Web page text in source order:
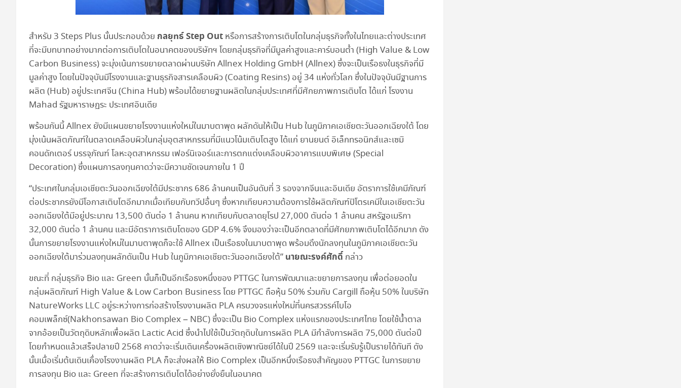
สำหรับ 3 Steps Plus นั้นประกอบด้วย กลยุทธ์ Step Out หรือการสร้างการเติบโตในกลุ่มธุรกิจทั้งในไทยและต่างประเทศ
ที่จะมีบทบาทอย่างมากต่อการเติบโตในอนาคตของบริษัทฯ โดยกลุ่มธุรกิจที่มีมูลค่าสูงและคาร์บอนต่ำ (High Value & Low
Carbon Business) จะมุ่งเน้นการขยายตลาดผ่านบริษัท Allnex Holding GmbH (Allnex) ซึ่งจะเป็นเรือธงในธุรกิจที่มี
มูลค่าสูง โดยในปัจจุบันมีโรงงานและฐานธุรกิจสารเคลือบผิว (Coating Resins) อยู่ 34 แห่งทั่วโลก ซึ่งในปัจจุบันมีฐานการ
ผลิต (Hub) อยู่ประเทศจีน (China Hub) พร้อมได้ขยายฐานผลิตในกลุ่มประเทศที่มีศักยภาพการเติบโต ได้แก่ โรงงาน
Mahad รัฐมหาราษฏระ ประเทศอินเดีย
พร้อมกันนี้ Allnex ยังมีแผนขยายโรงงานแห่งใหม่ในมาบตาพุด ผลักดันให้เป็น Hub ในภูมิภาคเอเชียตะวันออกเฉียงใต้ โดย
มุ่งเน้นผลิตภัณฑ์ในตลาดเคลือบผิวในกลุ่มอุตสาหกรรมที่มีแนวโน้มเติบโตสูง ได้แก่ ยานยนต์ อิเล็กทรอนิกส์และเซมิ
คอนดักเตอร์ บรรจุภัณฑ์ โลหะอุตสาหกรรม เฟอร์นิเจอร์และการตกแต่งเคลือบผิวอาคารแบบพิเศษ (Special
Decoration) ซึ่งแผนการลงทุนคาดว่าจะมีความชัดเจนภายใน 1 ปี
“ประเทศในกลุ่มเอเชียตะวันออกเฉียงใต้มีประชากร 686 ล้านคนเป็นอันดับที่ 3 รองจากจีนและอินเดีย อัตราการใช้เคมีภัณฑ์
ต่อประชากรยังมีโอกาสเติบโตอีกมากเมื่อเทียบกับทวีปอื่นๆ ซึ่งหากเทียบความต้องการใช้ผลิตภัณฑ์ปิโตรเคมีในเอเชียตะวัน
ออกเฉียงใต้มีอยู่ประมาณ 13,500 ตันต่อ 1 ล้านคน หากเทียบกับตลาดยุโรป 27,000 ตันต่อ 1 ล้านคน สหรัฐอเมริกา
32,000 ตันต่อ 1 ล้านคน และมีอัตราการเติบโตของ GDP 4.6% จึงมองว่าจะเป็นอีกตลาดที่มีศักยภาพเติบโตได้อีกมาก ดัง
นั้นการขยายโรงงานแห่งใหม่ในมาบตาพุดก็จะใช้ Allnex เป็นเรือธงในมาบตาพุด พร้อมดึงนักลงทุนในภูมิภาคเอเชียตะวัน
ออกเฉียงใต้มาร่วมลงทุนผลักดันเป็น Hub ในภูมิภาคเอเชียตะวันออกเฉียงใต้” นายณะรงค์ศักดิ์ กล่าว
ขณะที่ กลุ่มธุรกิจ Bio และ Green นั้นก็เป็นอีกเรือธงหนึ่งของ PTTGC ในการพัฒนาและขยายการลงทุน เพื่อต่อยอดใน
กลุ่มผลิตภัณฑ์ High Value & Low Carbon Business โดย PTTGC ถือหุ้น 50% ร่วมกับ Cargill ถือหุ้น 50% ในบริษัท
NatureWorks LLC อยู่ระหว่างการก่อสร้างโรงงานผลิต PLA ครบวงจรแห่งใหม่ที่นครสวรรค์ไบโอ
คอมเพล็กซ์(Nakhonsawan Bio Complex – NBC) ซึ่งจะเป็น Bio Complex แห่งแรกของประเทศไทย โดยใช้น้ำตาล
จากอ้อยเป็นวัตถุดิบหลักเพื่อผลิต Lactic Acid ซึ่งนำไปใช้เป็นวัตถุดิบในการผลิต PLA มีกำลังการผลิต 75,000 ตันต่อปี
โดยกำหนดแล้วเสร็จปลายปี 2568 คาดว่าจะเริ่มเดินเครื่องผลิตเชิงพาณิชย์ได้ในปี 2569 และจะเริ่มรับรู้เป็นรายได้ทันที ดัง
นั้นเมื่อเริ่มต้นเดินเคื่องโรงงานผลิต PLA ก็จะส่งผลให้ Bio Complex เป็นอีกหนึ่งเรือธงสำคัญของ PTTGC ในการขยาย
การลงทุน Bio และ Green ที่จะสร้างการเติบโตได้อย่างยั่งยืนในอนาคต